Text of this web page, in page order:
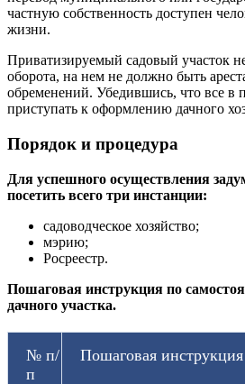
частную собственность доступен
жизни.
Приватизируемый садовый участок
оборота, на нем не должно быть
обременений. Убедившись, что все в
приступать к оформлению дачного
Порядок и процедура
Для успешного осуществления
посетить всего три инстанции:
садоводческое хозяйство;
мэрию;
Росреестр.
Пошаговая инструкция по
дачного участка.
№ п/
п
Пошаговая инструкция